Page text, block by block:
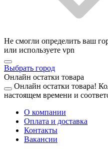
Не смогли определить ваш
или используете vpn
Выбрать город
Онлайн остатки товара
Онлайн остатки товара!
настоящем времени и
О компании
Оплата и доставка
Контакты
Вакансии